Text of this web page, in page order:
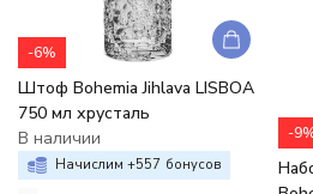
-6%
Штоф Bohemia Jihlava LISBOA
750 мл хрусталь
В наличии
Начислим +557 бонусов
-